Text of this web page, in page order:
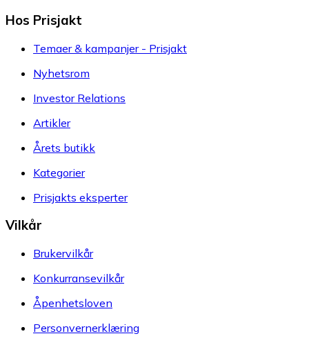
Hos Prisjakt
Temaer & kampanjer - Prisjakt
Nyhetsrom
Investor Relations
Artikler
Årets butikk
Kategorier
Prisjakts eksperter
Vilkår
Brukervilkår
Konkurransevilkår
Åpenhetsloven
Personvernerklæring